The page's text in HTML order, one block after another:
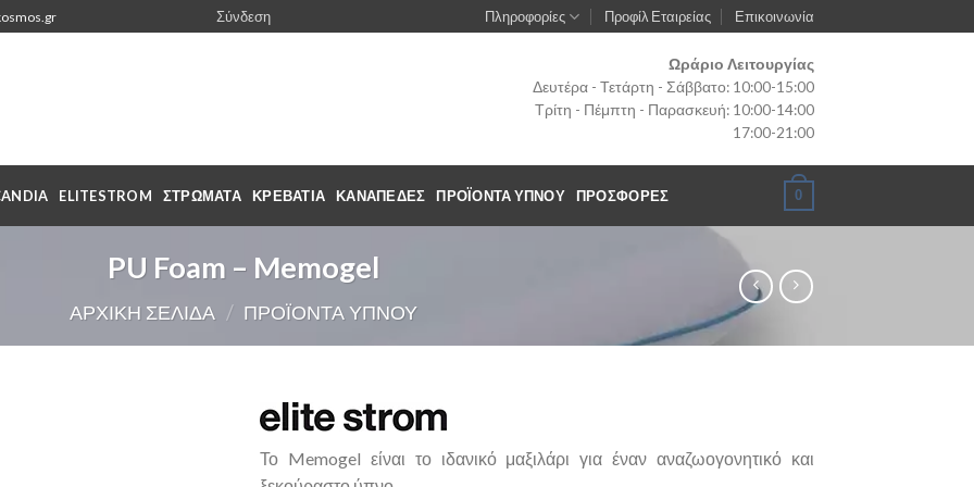
Σύνδεση Πληροφορίες Προφίλ Εταιρείας Επικοινωνία
Ωράριο Λειτουργίας
Δευτέρα - Τετάρτη - Σάββατο: 10:00-15:00
Τρίτη - Πέμπτη - Παρασκευή: 10:00-14:00
17:00-21:00
ELITESTROM ΣΤΡΩΜΑΤΑ ΚΡΕΒΆΤΙΑ ΚΑΝΑΠΈΔΕΣ ΠΡΟΪΌΝΤΑ ΥΠΝΟΥ ΠΡΟΣΦΟΡΈΣ 0
PU Foam – Memogel
ΑΡΧΙΚΉ ΣΕΛΊΔΑ / ΠΡΟΪΌΝΤΑ ΥΠΝΟΥ
Το Memogel είναι το ιδανικό μαξιλάρι για έναν αναζωογονητικό και